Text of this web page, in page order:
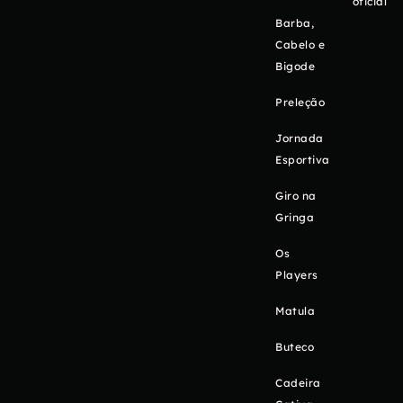
Barba,
Cabelo e
Bigode
Preleção
Jornada
Esportiva
Giro na
Gringa
Os
Players
Matula
Buteco
Cadeira